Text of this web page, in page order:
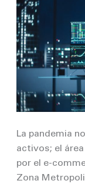
La pandemia
activos; el
por el e-
Zona